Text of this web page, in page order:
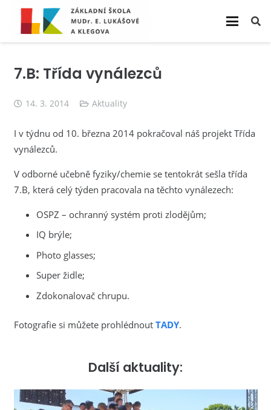
7.B: Třída vynálezců
14. 3. 2014 Aktuality
I v týdnu od 10. března 2014 pokračoval náš projekt Třída
vynálezců.
V odborné učebně fyziky/chemie se tentokrát sešla třída
7.B, která celý týden pracovala na těchto vynálezech:
OSPZ – ochranný systém proti zlodějům;
IQ brýle;
Photo glasses;
Super židle;
Zdokonalovač chrupu.
Fotografie si můžete prohlédnout TADY.
Další aktuality: